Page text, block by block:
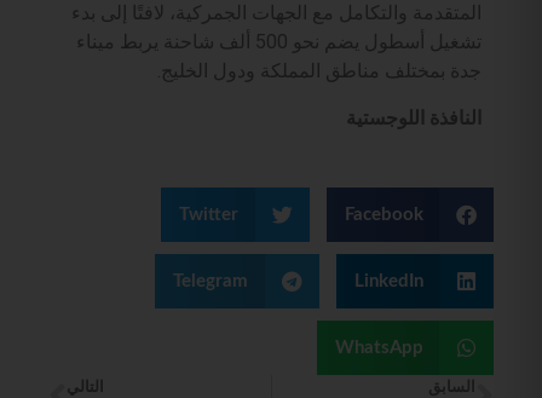
المتقدمة والتكامل مع الجهات الجمركية، لافتًا إلى بدء
تشغيل أسطول يضم نحو 500 ألف شاحنة يربط ميناء
جدة بمختلف مناطق المملكة ودول الخليج.
النافذة اللوجستية
Facebook
Twitter
LinkedIn
Telegram
WhatsApp
السابق التالي